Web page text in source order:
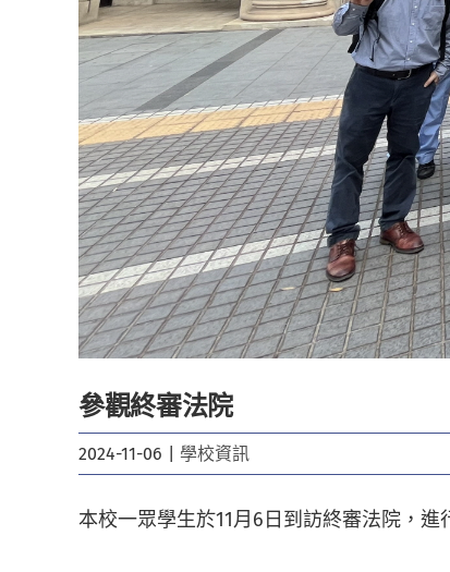
參觀終審法院
2024-11-06 學校資訊
本校一眾學生於11月6日到訪終審法院，